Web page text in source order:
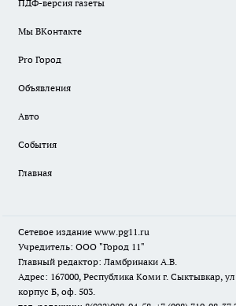
ПДФ-версия газеты
Мы ВКонтакте
Pro Город
Объявления
Авто
События
Главная
Сетевое издание www.pg11.ru
Учредитель: ООО "Город 11"
Главный редактор: Ламбринаки А.В.
Адрес: 167000, Республика Коми г. Сыктывкар,
корпус Б, оф. 503.